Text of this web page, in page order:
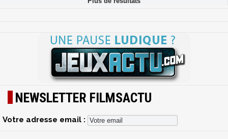
NEWSLETTER FILMSACTU
Votre adresse email :